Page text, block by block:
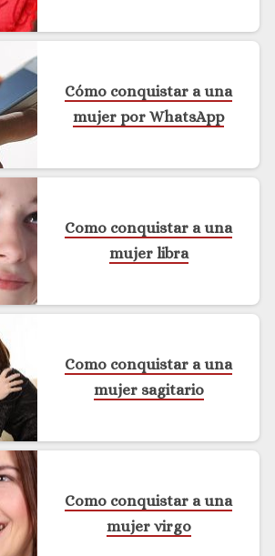
Cómo conquistar a una
mujer por WhatsApp
Como conquistar a una
mujer libra
Como conquistar a una
mujer sagitario
Como conquistar a una
mujer virgo